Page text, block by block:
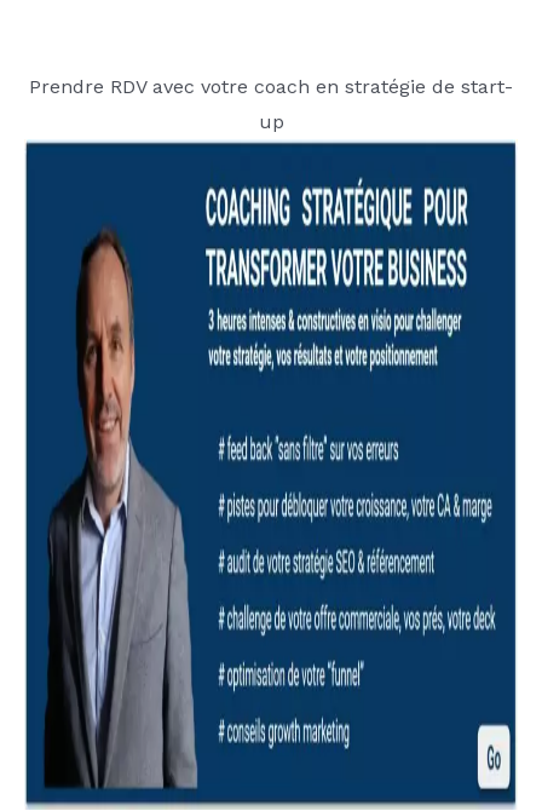
Prendre RDV avec votre coach en stratégie de start-
up